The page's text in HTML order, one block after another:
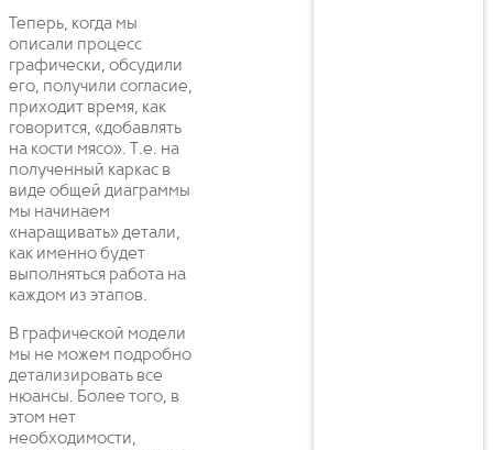
Теперь, когда мы
описали процесс
графически, обсудили
его, получили согласие,
приходит время, как
говорится, «добавлять
на кости мясо». Т.е. на
полученный каркас в
виде общей диаграммы
мы начинаем
«наращивать» детали,
как именно будет
выполняться работа на
каждом из этапов.
В графической модели
мы не можем подробно
детализировать все
нюансы. Более того, в
этом нет
необходимости,